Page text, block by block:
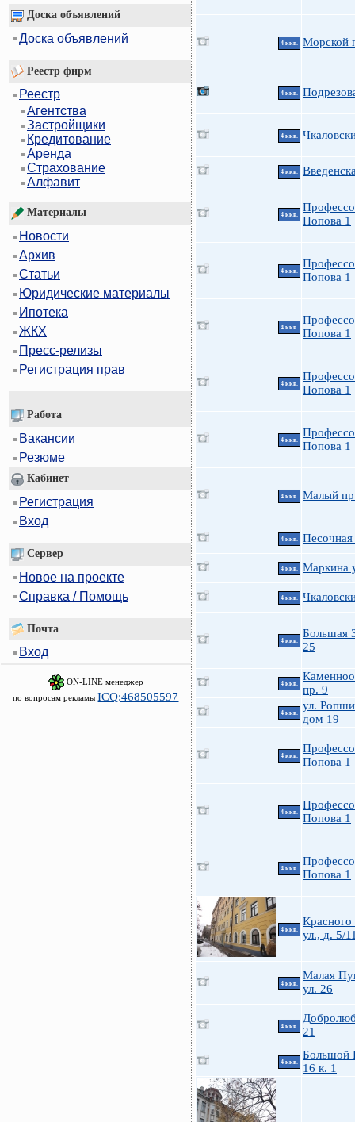
Доска объявлений
Доска объявлений
Реестр фирм
Реестр
Агентства
Застройщики
Кредитование
Аренда
Страхование
Алфавит
Материалы
Новости
Архив
Статьи
Юридические материалы
Ипотека
ЖКХ
Пресс-релизы
Регистрация прав
Работа
Вакансии
Резюме
Кабинет
Регистрация
Вход
Сервер
Новое на проекте
Справка / Помощь
Почта
Вход
ON-LINE менеджер
по вопросам рекламы ICQ:468505597
4 ккв. Морской
4 ккв.
4 ккв.
4 ккв.
4 ккв.
Попова 1
4 ккв.
Попова 1
4 ккв.
Попова 1
4 ккв.
Попова 1
4 ккв.
Попова 1
4 ккв. Малый
4 ккв.
4 ккв. Маркина
4 ккв.
4 ккв.
Большая
25
4 ккв.
пр. 9
4 ккв.
ул.
дом 19
4 ккв.
Попова 1
4 ккв.
Попова 1
4 ккв.
Попова 1
4 ккв.
Красного
ул., д. 5/
4 ккв.
Малая
ул. 26
4 ккв.
21
4 ккв.
Большой
16 к. 1